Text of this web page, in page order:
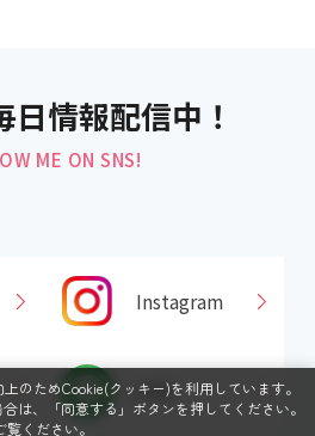
日情報配信中！
ME ON SNS!
Instagram
LINE
のためCookie(クッキー)を利用しています。
は、「同意する」ボタンを押してください。
覧ください。